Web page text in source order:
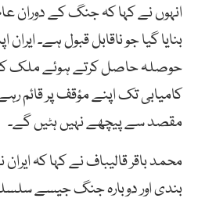
انہوں نے کہا کہ جنگ کے دوران
بنایا گیا جو ناقابل قبول ہے۔
حوصلہ حاصل کرتے ہوئے ملک
کامیابی تک اپنے مؤقف پر قائم رہے
مقصد سے پیچھے نہیں ہٹیں گے۔
محمد باقر قالیباف نے کہا کہ
بندی اور دوبارہ جنگ جیسے